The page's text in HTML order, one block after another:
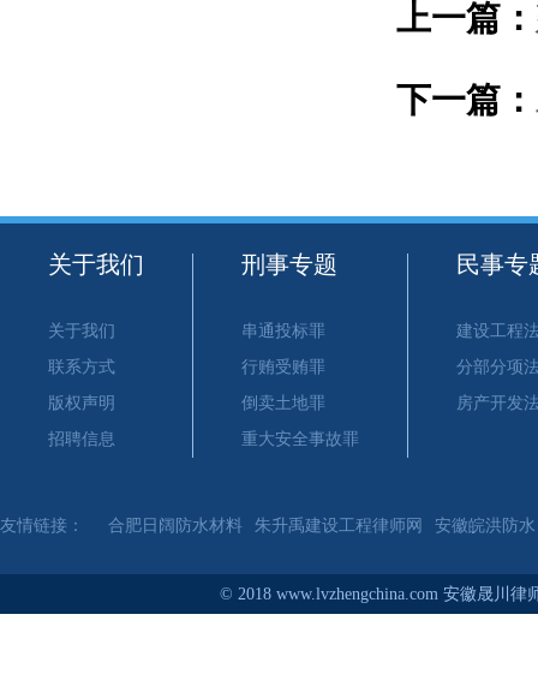
上一篇：
下一篇：
关于我们
关于我们
联系方式
版权声明
招聘信息
刑事专题
串通投标罪
行贿受贿罪
倒卖土地罪
重大安全事故罪
民事专
建设工程
分部分项
房产开发
友情链接： 合肥日阔防水材料 朱升禹建设工程律师网 安徽皖洪防水
© 2018 www.lvzhengchina.com 安徽晟川